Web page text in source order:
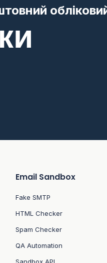
Email Sandbox
Fake SMTP
HTML Checker
Spam Checker
QA Automation